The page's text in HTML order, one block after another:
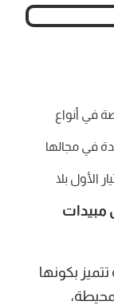
في أنواع
في مجالها
الأول بلا
بكونها